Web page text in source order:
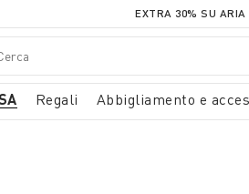
EXTRA 30% SU ARIA
Regali Abbigliamento e